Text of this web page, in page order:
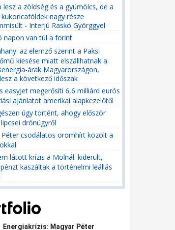
lesz a zöldség és a gyümölcs, de a
nagy része
- Interjú Raskó Györggyel
napon van túl a forint
az elemző szerint a Paksi
kiesése miatt elszállhatnak a
árak Magyarországon,
a következő időszak
easyJet megerősíti 6,6 milliárd eurós
ajánlatot amerikai alapkezelőtől
úgy történt, ahogy először
drónügyről
Péter csodálatos örömhírt közölt a
látott krízis a Molnál: kiderült,
kaszáltak a történelmi leállás
Energiakrízis: Magyar Péter